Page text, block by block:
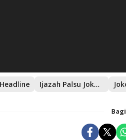
Headline Ijazah Palsu Jokowi